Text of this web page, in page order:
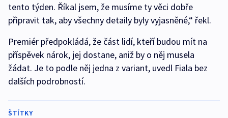
tento týden. Říkal jsem, že musíme ty věci dobře
připravit tak, aby všechny detaily byly vyjasněné,“ řekl.
Premiér předpokládá, že část lidí, kteří budou mít na
příspěvek nárok, jej dostane, aniž by o něj musela
žádat. Je to podle něj jedna z variant, uvedl Fiala bez
dalších podrobností.
ŠTÍTKY